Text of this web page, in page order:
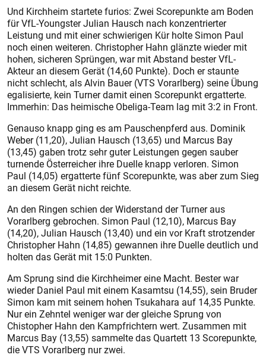
Und Kirchheim startete furios: Zwei Scorepunkte am Boden
für VfL-Youngster Julian Hausch nach konzentrierter
Leistung und mit einer schwierigen Kür holte Simon Paul
noch einen weiteren. Christopher Hahn glänzte wieder mit
hohen, sicheren Sprüngen, war mit Abstand bester VfL-
Akteur an diesem Gerät (14,60 Punkte). Doch er staunte
nicht schlecht, als Alvin Bauer (VTS Vorarl­berg) seine Übung
egalisierte, kein Turner damit einen Scorepunkt ergatterte.
Immerhin: Das heimische Obeliga-Team lag mit 3:2 in Front.
Genauso knapp ging es am Pauschenpferd aus. Dominik
Weber (11,20), Julian Hausch (13,65) und Marcus Bay
(13,45) gaben trotz sehr guter Leistungen gegen sauber
turnende Österreicher ihre Duelle knapp verloren. Simon
Paul (14,05) ergatterte fünf Scorepunkte, was aber zum Sieg
an diesem Gerät nicht reichte.
An den Ringen schien der Widerstand der Turner aus
Vorarlberg gebrochen. Simon Paul (12,10), Marcus Bay
(14,20), Julian Hausch (13,40) und ein vor Kraft strotzender
Christopher Hahn (14,85) gewannen ihre Duelle deutlich und
holten das Gerät mit 15:0 Punkten.
Am Sprung sind die Kirchheimer eine Macht. Bester war
wieder Daniel Paul mit einem Kasamtsu (14,55), sein Bruder
Simon kam mit seinem hohen Tsukahara auf 14,35 Punkte.
Nur ein Zehntel weniger war der gleiche Sprung von
Chistopher Hahn den Kampfrichtern wert. Zusammen mit
Marcus Bay (13,55) sammelte das Quartett 13 Scorepunkte,
die VTS Vorarlberg nur zwei.